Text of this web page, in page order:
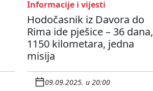
Informacije i vijesti
Hodočasnik iz Davora do
Rima ide pješice – 36 dana,
1150 kilometara, jedna
misija
09.09.2025. u 20:00